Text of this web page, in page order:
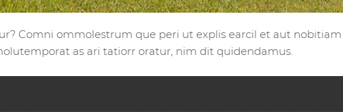
Comni ommolestrum que peri ut explis earcil et aut
as ari tatiorr oratur, nim dit quidendamus.